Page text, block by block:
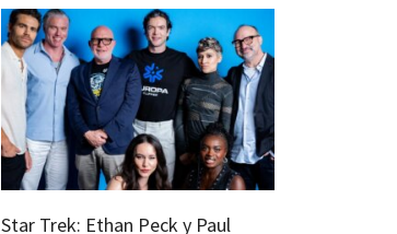
Star Trek: Ethan Peck y Paul